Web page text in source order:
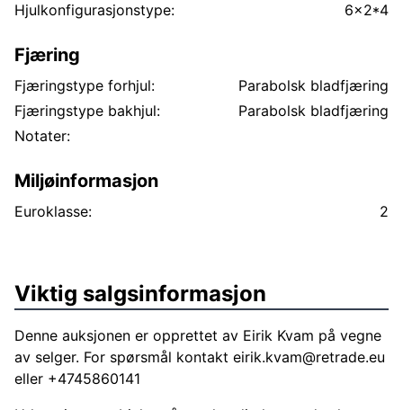
Hjulkonfigurasjonstype:
6x2*4
Fjæring
Fjæringstype forhjul:
Parabolsk bladfjæring
Fjæringstype bakhjul:
Parabolsk bladfjæring
Notater:
Miljøinformasjon
Euroklasse: 2
Viktig salgsinformasjon
Denne auksjonen er opprettet av Eirik Kvam på vegne
av selger. For spørsmål kontakt eirik.kvam@retrade.eu
eller +4745860141